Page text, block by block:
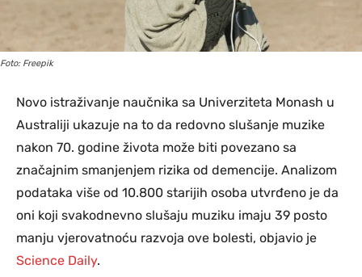
Foto: Freepik
Novo istraživanje naučnika sa Univerziteta Monash u
Australiji ukazuje na to da redovno slušanje muzike
nakon 70. godine života može biti povezano sa
značajnim smanjenjem rizika od demencije. Analizom
podataka više od 10.800 starijih osoba utvrđeno je da
oni koji svakodnevno slušaju muziku imaju 39 posto
manju vjerovatnoću razvoja ove bolesti, objavio je
Science Daily.